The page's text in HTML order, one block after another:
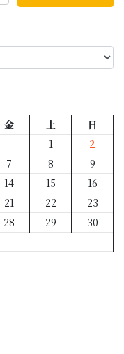
金 土
日
1
2
7 8
9
14 15
16
21 22
23
28 29
30